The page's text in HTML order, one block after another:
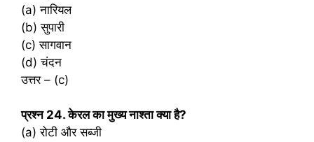
(a) नारियल
(b) सुपारी
(c) सागवान
(d) चंदन
उत्तर – (c)
प्रश्‍न 24. केरल का मुख्य नाश्ता क्या है?
(a) रोटी और सब्जी